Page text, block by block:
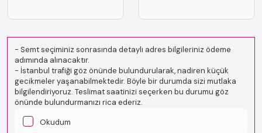
- Semt seçiminiz sonrasında detaylı adres bilgileriniz ödeme
adımında alınacaktır.
- İstanbul trafiği göz önünde bulundurularak, nadiren küçük
gecikmeler yaşanabilmektedir. Böyle bir durumda sizi mutlaka
bilgilendiriyoruz. Teslimat saatinizi seçerken bu durumu göz
önünde bulundurmanızı rica ederiz.
Okudum